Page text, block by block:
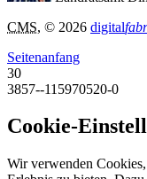
CMS, © 2026 digital
Seitenanfang
30
3857--115970520-0
Cookie-
Wir verwenden